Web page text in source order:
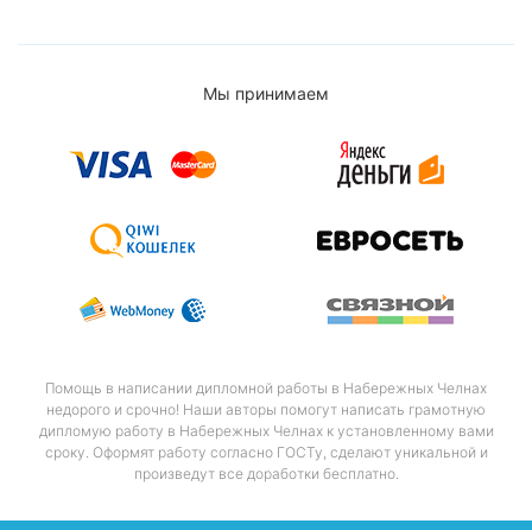
Мы принимаем
Помощь в написании дипломной работы в Набережных Челнах
недорого и срочно! Наши авторы помогут написать грамотную
дипломую работу в Набережных Челнах к установленному вами
сроку. Оформят работу согласно ГОСТу, сделают уникальной и
произведут все доработки бесплатно.